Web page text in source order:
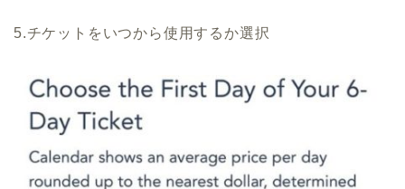
5.チケットをいつから使用するか選択